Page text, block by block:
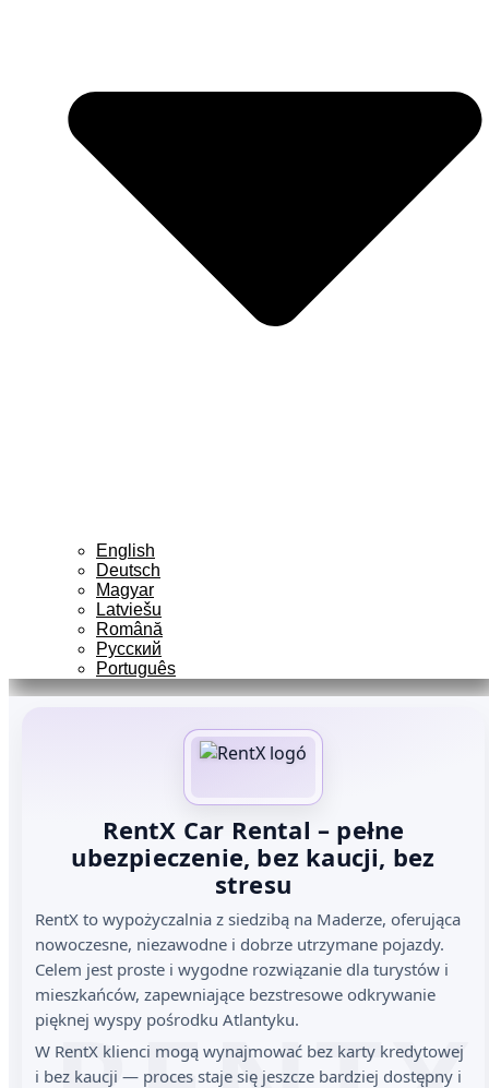
English
Deutsch
Magyar
Latviešu
Română
Русский
Português
RentX Car Rental – pełne
ubezpieczenie, bez kaucji, bez
stresu
RentX to wypożyczalnia z siedzibą na Maderze, oferująca
nowoczesne, niezawodne i dobrze utrzymane pojazdy.
Celem jest proste i wygodne rozwiązanie dla turystów i
mieszkańców, zapewniające bezstresowe odkrywanie
pięknej wyspy pośrodku Atlantyku.
W RentX klienci mogą wynajmować bez karty kredytowej
i bez kaucji — proces staje się jeszcze bardziej dostępny i